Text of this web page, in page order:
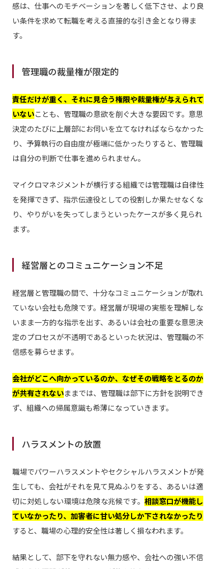
感は、仕事へのモチベーションを著しく低下させ、より良
い条件を求めて転職を考える直接的な引き金となり得ま
す。
管理職の裁量権が限定的
責任だけが重く、それに見合う権限や裁量権が与えられて
いないことも、管理職の意欲を削ぐ大きな要因です。意思
決定のたびに上層部にお伺いを立てなければならなかった
り、予算執行の自由度が極端に低かったりすると、管理職
は自分の判断で仕事を進められません。
マイクロマネジメントが横行する組織では管理職は自律性
を発揮できず、指示伝達役としての役割しか果たせなくな
り、やりがいを失ってしまうといったケースが多く見られ
ます。
経営層とのコミュニケーション不足
経営層と管理職の間で、十分なコミュニケーションが取れ
ていない会社も危険です。経営層が現場の実態を理解しな
いまま一方的な指示を出す、あるいは会社の重要な意思決
定のプロセスが不透明であるといった状況は、管理職の不
信感を募らせます。
会社がどこへ向かっているのか、なぜその戦略をとるのか
が共有されないままでは、管理職は部下に方針を説明でき
ず、組織への帰属意識も希薄になっていきます。
ハラスメントの放置
職場でパワーハラスメントやセクシャルハラスメントが発
生しても、会社がそれを見て見ぬふりをする、あるいは適
切に対処しない環境は危険な兆候です。 相談窓口が機能し
ていなかったり、加害者に甘い処分しか下されなかったり
すると、職場の心理的安全性は著しく損なわれます。
結果として、部下を守れない無力感や、会社への強い不信